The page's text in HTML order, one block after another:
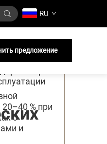
RU
предложение
гибридные
% при
с
и